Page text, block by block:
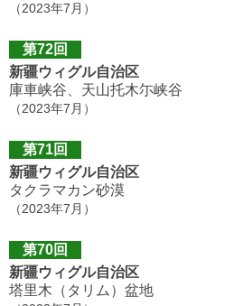
（2023年7月）
第72回
新疆ウィグル自治区
庫車峡谷、天山托木尓峡谷
（2023年7月）
第71回
新疆ウィグル自治区
タクラマカン砂漠
（2023年7月）
第70回
新疆ウィグル自治区
塔里木（タリム）盆地